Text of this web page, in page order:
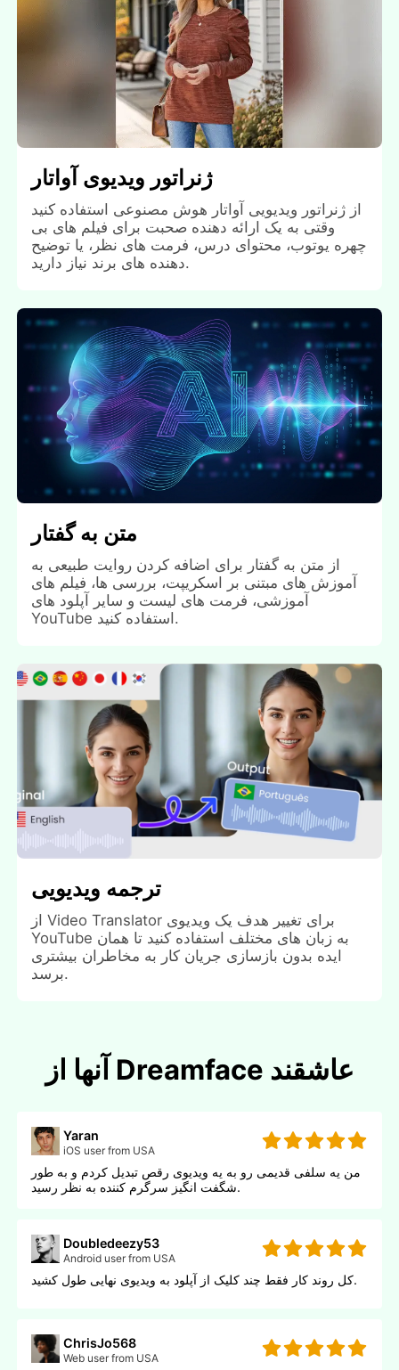
ژنراتور ویدیوی آواتار
از ژنراتور ویدیویی آواتار هوش مصنوعی استفاده کنید
وقتی به یک ارائه دهنده صحبت برای فیلم های بی
چهره یوتوب، محتوای درس، فرمت های نظر، یا توضیح
دهنده های برند نیاز دارید.
متن به گفتار
از متن به گفتار برای اضافه کردن روایت طبیعی به
آموزش های مبتنی بر اسکریپت، بررسی ها، فیلم های
آموزشی، فرمت های لیست و سایر آپلود های
YouTube استفاده کنید.
ترجمه ویدیویی
از Video Translator برای تغییر هدف یک ویدیوی
YouTube به زبان های مختلف استفاده کنید تا همان
ایده بدون بازسازی جریان کار به مخاطران بیشتری
برسد.
آنها از Dreamface عاشقند
Yaran
iOS user from USA
من یه سلفی قدیمی رو به یه ویدیوی رقص تبدیل کردم و به طور
شگفت انگیز سرگرم کننده به نظر رسید.
Doubledeezy53
Android user from USA
کل روند کار فقط چند کلیک از آپلود به ویدیوی نهایی طول کشید.
ChrisJo568
Web user from USA